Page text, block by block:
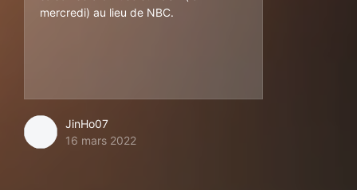
mercredi) au lieu de NBC.
JinHo07
16 mars 2022